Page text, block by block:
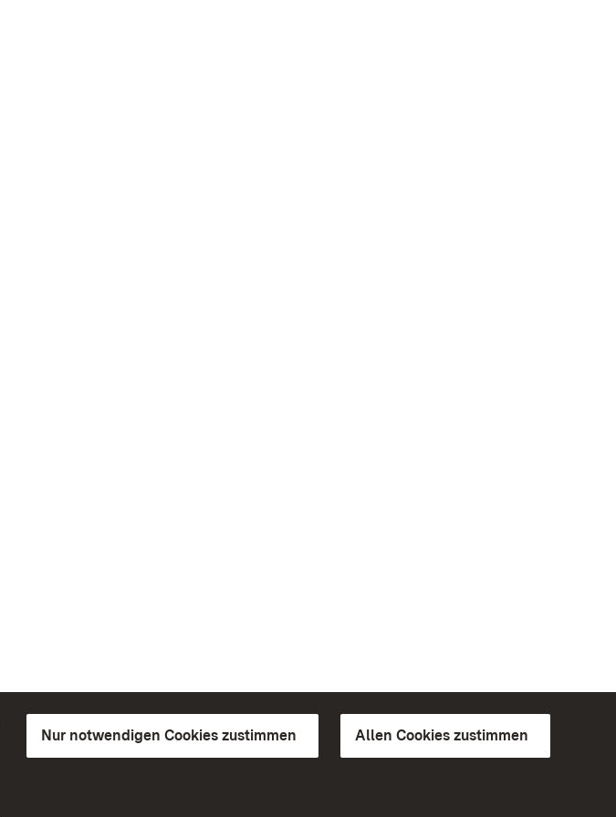
Nur notwendigen Cookies zustimmen Allen Cookies zustimmen